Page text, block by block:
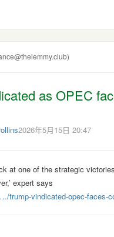
as OPEC
2026年5月15日 20:47
at one of the strategic
expert says
trump-vindicated-opec-faces-